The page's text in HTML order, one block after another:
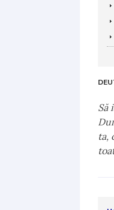
Să
ta,